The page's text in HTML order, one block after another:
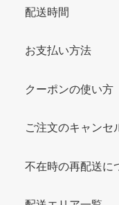
配送時間
お支払い方法
クーポンの使い方
ご注文のキャンセ
不在時の再配送に